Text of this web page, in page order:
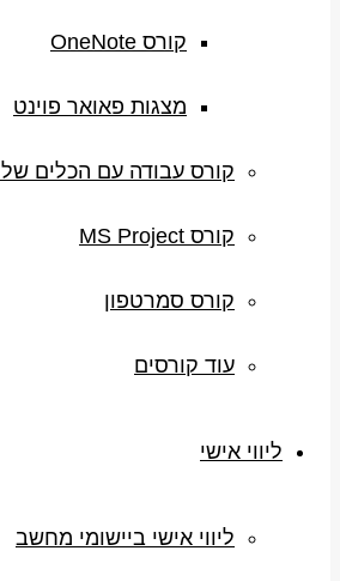
קורס OneNote
מצגות פאואר פוינט
קורס עבודה עם הכלים של Google
קורס MS Project
קורס סמרטפון
עוד קורסים
ליווי אישי
ליווי אישי ביישומי מחשב